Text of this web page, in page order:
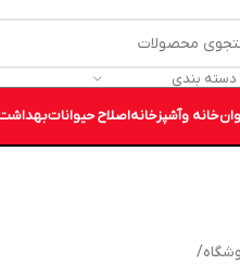
دسته بندی
خانه وآشپزخانهاصلاح حیوانات
/